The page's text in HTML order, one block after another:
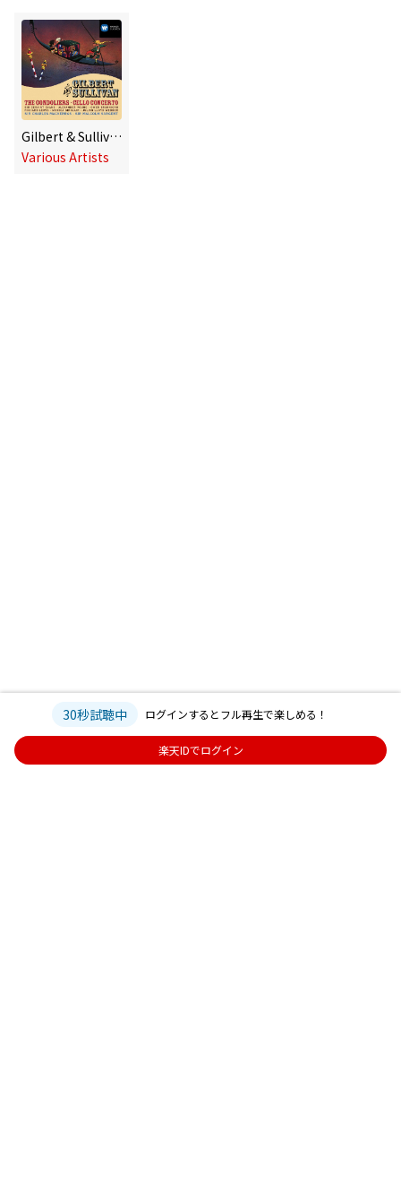
Gilbert & Sullivan: The Gondoliers
Various Artists
30秒試聴中 ログインするとフル再生で楽しめる！
楽天IDでログイン